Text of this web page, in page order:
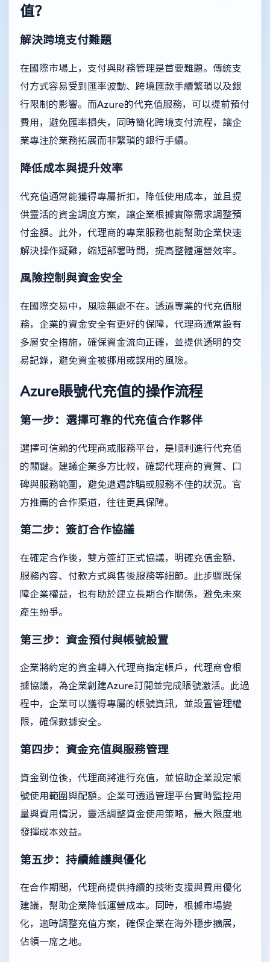
值？
解決跨境支付難題
在國際市場上，支付與財務管理是首要難題。傳統支
付方式容易受到匯率波動、跨境匯款手續繁瑣以及銀
行限制的影響。而Azure的代充值服務，可以提前預付
費用，避免匯率損失，同時簡化跨境支付流程，讓企
業專注於業務拓展而非繁瑣的銀行手續。
降低成本與提升效率
代充值通常能獲得專屬折扣，降低使用成本，並且提
供靈活的資金調度方案，讓企業根據實際需求調整預
付金額。此外，代理商的專業服務也能幫助企業快速
解決操作疑難，縮短部署時間，提高整體運營效率。
風險控制與資金安全
在國際交易中，風險無處不在。透過專業的代充值服
務，企業的資金安全有更好的保障，代理商通常設有
多層安全措施，確保資金流向正確，並提供透明的交
易記錄，避免資金被挪用或誤用的風險。
Azure賬號代充值的操作流程
第一步：選擇可靠的代充值合作夥伴
選擇可信賴的代理商或服務平台，是順利進行代充值
的關鍵。建議企業多方比較，確認代理商的資質、口
碑與服務範圍，避免遭遇詐騙或服務不佳的狀況。官
方推薦的合作渠道，往往更具保障。
第二步：簽訂合作協議
在確定合作後，雙方簽訂正式協議，明確充值金額、
服務內容、付款方式與售後服務等細節。此步驟既保
障企業權益，也有助於建立長期合作關係，避免未來
產生紛爭。
第三步：資金預付與帳號設置
企業將約定的資金轉入代理商指定帳戶，代理商會根
據協議，為企業創建Azure訂閱並完成賬號激活。此過
程中，企業可以獲得專屬的帳號資訊，並設置管理權
限，確保數據安全。
第四步：資金充值與服務管理
資金到位後，代理商將進行充值，並協助企業設定帳
號使用範圍與配額。企業可透過管理平台實時監控用
量與費用情況，靈活調整資金使用策略，最大限度地
發揮成本效益。
第五步：持續維護與優化
在合作期間，代理商提供持續的技術支援與費用優化
建議，幫助企業降低運營成本。同時，根據市場變
化，適時調整充值方案，確保企業在海外穩步擴展，
佔領一席之地。